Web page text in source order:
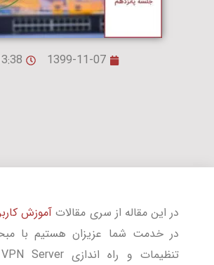
1399-11-07
در این مقاله از سری مقالات آموزش
در خدمت شما عزیزان هستیم با